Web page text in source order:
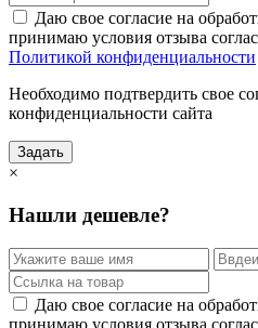
Даю свое согласие на
принимаю условия отзыва
Политикой конфиденциальности
Необходимо подтвердить свое
конфиденциальности сайта
Задать
×
Нашли дешевле?
Даю свое согласие на
принимаю условия отзыва